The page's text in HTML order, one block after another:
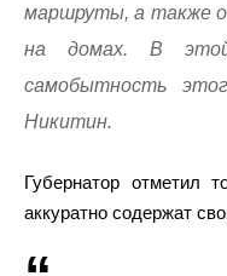
маршруты, а также
на домах. В этой
самобытность
Никитин.
Губернатор отметил
аккуратно содержат